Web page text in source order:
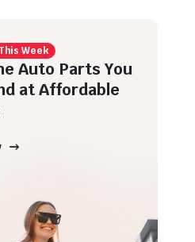
Week
Auto Parts You
at Affordable